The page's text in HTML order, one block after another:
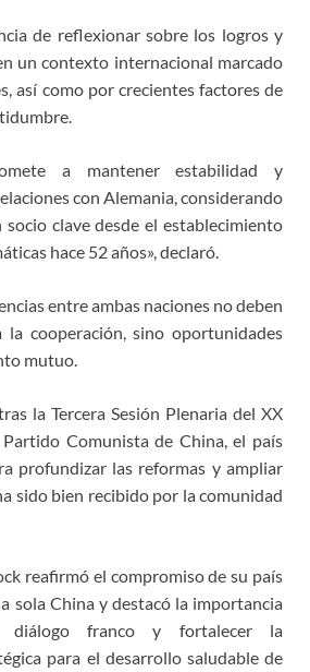
de reflexionar sobre los logros y
un contexto internacional marcado
así como por crecientes factores de
a mantener estabilidad y
con Alemania, considerando
clave desde el establecimiento
hace 52 años», declaró.
entre ambas naciones no deben
la cooperación, sino oportunidades
mutuo.
la Tercera Sesión Plenaria del XX
Comunista de China, el país
profundizar las reformas y ampliar
sido bien recibido por la comunidad
reafirmó el compromiso de su país
sola China y destacó la importancia
diálogo franco y fortalecer la
para el desarrollo saludable de